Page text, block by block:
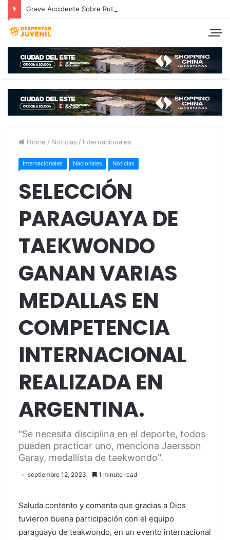
Home / Noticias / Internacionales
Internacionales Nacionales Noticias
SELECCIÓN
PARAGUAYA DE
TAEKWONDO
GANAN VARIAS
MEDALLAS EN
COMPETENCIA
INTERNACIONAL
REALIZADA EN
ARGENTINA.
"Se necesita disciplina en el deporte, todos
pueden practicar uno, menciona Jaersson
Garay, medallista de taekwondo".
septiembre 12, 2023 1 minute read
Saluda contento y comenta que gracias a Dios
tuvieron buena participación con el equipo
paraguayo de teakwondo, en un evento internacional